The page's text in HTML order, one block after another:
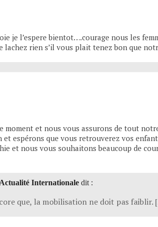
je l’espere bientot….courage nous les
lachez rien s’il vous plait tenez bon que
moment et nous vous assurons de tout
espérons que vous retrouverez vos
et nous vous souhaitons beaucoup de
Internationale dit :
que, la mobilisation ne doit pas faiblir.